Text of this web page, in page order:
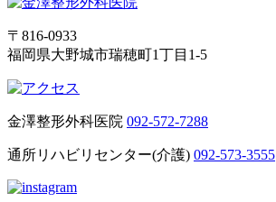
〒816-0933
福岡県大野城市瑞穂町1丁目1-5
金澤整形外科医院 092-572-7288
通所リハビリセンター(介護) 092-573-3555